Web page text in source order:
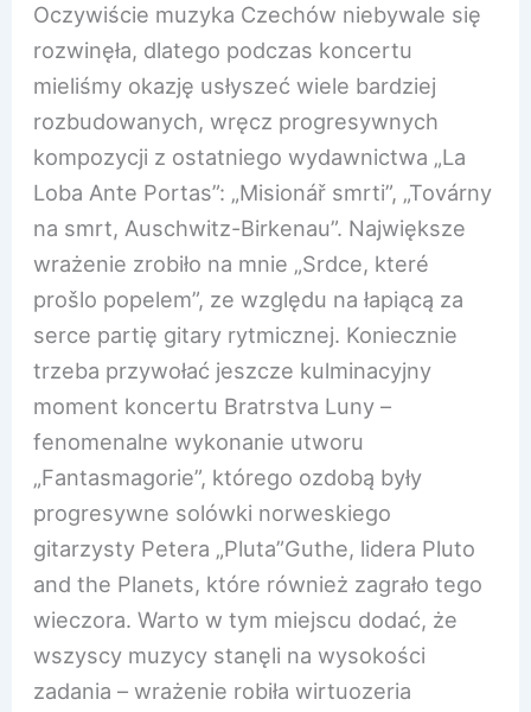
Oczywiście muzyka Czechów niebywale się
rozwinęła, dlatego podczas koncertu
mieliśmy okazję usłyszeć wiele bardziej
rozbudowanych, wręcz progresywnych
kompozycji z ostatniego wydawnictwa „La
Loba Ante Portas”: „Misionář smrti”, „Továrny
na smrt, Auschwitz-Birkenau”. Największe
wrażenie zrobiło na mnie „Srdce, které
prošlo popelem”, ze względu na łapiącą za
serce partię gitary rytmicznej. Koniecznie
trzeba przywołać jeszcze kulminacyjny
moment koncertu Bratrstva Luny –
fenomenalne wykonanie utworu
„Fantasmagorie”, którego ozdobą były
progresywne solówki norweskiego
gitarzysty Petera „Pluta”Guthe, lidera Pluto
and the Planets, które również zagrało tego
wieczora. Warto w tym miejscu dodać, że
wszyscy muzycy stanęli na wysokości
zadania – wrażenie robiła wirtuozeria